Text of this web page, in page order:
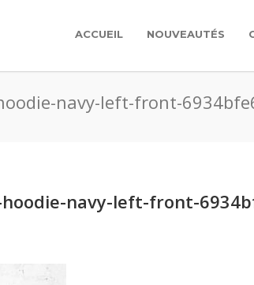
ACCUEIL NOUVEAUTÉS
navy-left-front-
navy-left-front-